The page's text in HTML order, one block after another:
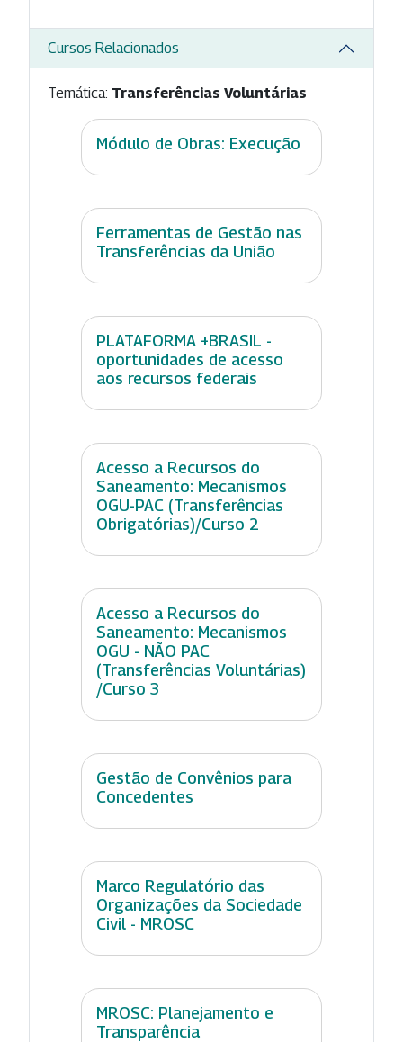
Cursos Relacionados
Temática: Transferências Voluntárias
Módulo de Obras: Execução
Ferramentas de Gestão nas
Transferências da União
PLATAFORMA +BRASIL -
oportunidades de acesso
aos recursos federais
Acesso a Recursos do
Saneamento: Mecanismos
OGU-PAC (Transferências
Obrigatórias)/Curso 2
Acesso a Recursos do
Saneamento: Mecanismos
OGU - NÃO PAC
(Transferências Voluntárias)
/Curso 3
Gestão de Convênios para
Concedentes
Marco Regulatório das
Organizações da Sociedade
Civil - MROSC
MROSC: Planejamento e
Transparência